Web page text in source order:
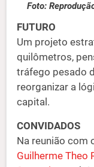
Foto:
FUTURO
Um projeto
quilômetros,
tráfego pesado
reorganizar a
capital.
CONVIDADOS
Na reunião com
Guilherme Theo